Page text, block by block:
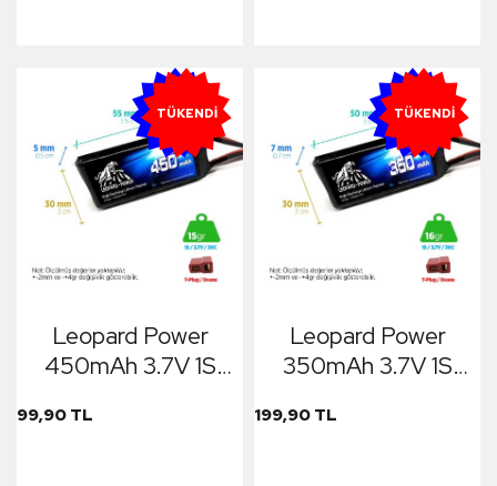
YENI
TÜKENDI
Leopard Power
450mAh 3.7V 1S
Polimer Lipo
99,90 TL
YENI
TÜKENDI
Leopard Power
350mAh 3.7V 1S
Polimer Lipo
199,90 TL